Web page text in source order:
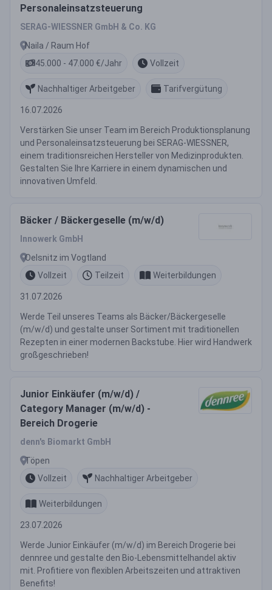
Personaleinsatzsteuerung
SERAG-WIESSNER GmbH & Co. KG
Naila / Raum Hof
45.000 - 47.000 €/Jahr
Vollzeit
Nachhaltiger Arbeitgeber Tarifvergütung
16.07.2026
Verstärken Sie unser Team im Bereich Produktionsplanung
und Personaleinsatzsteuerung bei SERAG-WIESSNER,
einem traditionsreichen Hersteller von Medizinprodukten.
Gestalten Sie Ihre Karriere in einem dynamischen und
innovativen Umfeld.
Bäcker / Bäckergeselle (m/w/d)
Innowerk GmbH
Oelsnitz im Vogtland
Vollzeit
Teilzeit Weiterbildungen
31.07.2026
Werde Teil unseres Teams als Bäcker/Bäckergeselle
(m/w/d) und gestalte unser Sortiment mit traditionellen
Rezepten in einer modernen Backstube. Hier wird Handwerk
großgeschrieben!
Junior Einkäufer (m/w/d) /
Category Manager (m/w/d) -
Bereich Drogerie
denn's Biomarkt GmbH
Töpen
Vollzeit
Nachhaltiger Arbeitgeber
Weiterbildungen
23.07.2026
Werde Junior Einkäufer (m/w/d) im Bereich Drogerie bei
dennree und gestalte den Bio-Lebensmittelhandel aktiv
mit. Profitiere von flexiblen Arbeitszeiten und attraktiven
Benefits!